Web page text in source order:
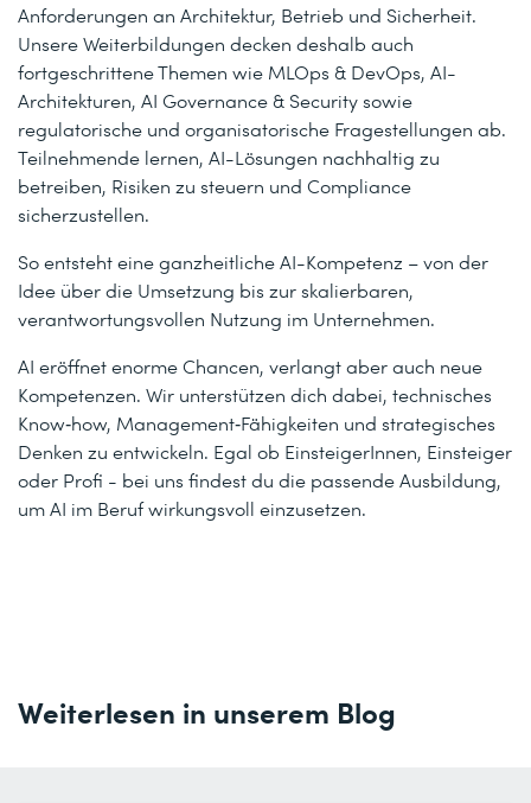
Anforderungen an Architektur, Betrieb und Sicherheit.
Unsere Weiterbildungen decken deshalb auch
fortgeschrittene Themen wie MLOps & DevOps, AI-
Architekturen, AI Governance & Security sowie
regulatorische und organisatorische Fragestellungen ab.
Teilnehmende lernen, AI-Lösungen nachhaltig zu
betreiben, Risiken zu steuern und Compliance
sicherzustellen.
So entsteht eine ganzheitliche AI-Kompetenz – von der
Idee über die Umsetzung bis zur skalierbaren,
verantwortungsvollen Nutzung im Unternehmen.
AI eröffnet enorme Chancen, verlangt aber auch neue
Kompetenzen. Wir unterstützen dich dabei, technisches
Know‑how, Management‑Fähigkeiten und strategisches
Denken zu entwickeln. Egal ob EinsteigerInnen, Einsteiger
oder Profi - bei uns findest du die passende Ausbildung,
um AI im Beruf wirkungsvoll einzusetzen.
Weiterlesen in unserem Blog